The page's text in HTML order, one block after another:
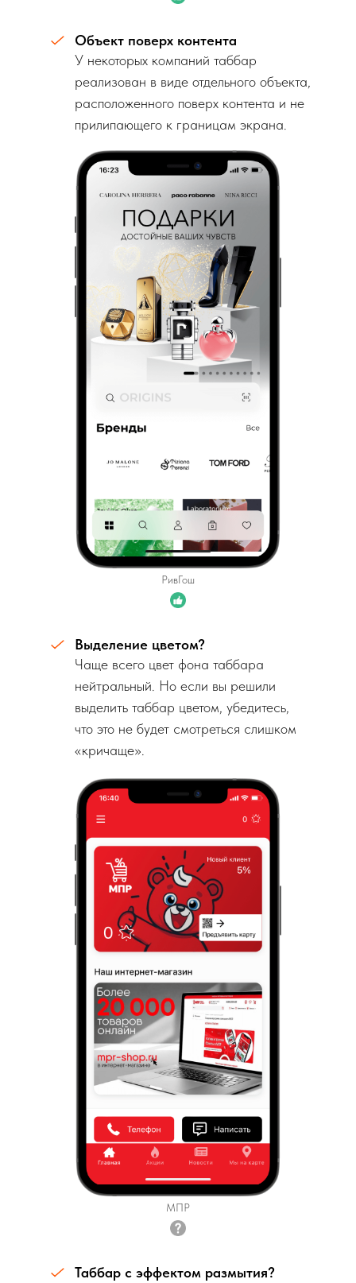
Объект поверх контента
У некоторых компаний таббар
реализован в виде отдельного объекта,
расположенного поверх контента и не
прилипающего к границам экрана.
РивГош
Выделение цветом?
Чаще всего цвет фона таббара
нейтральный. Но если вы решили
выделить таббар цветом, убедитесь,
что это не будет смотреться слишком
«кричаще».
МПР
Таббар с эффектом размытия?